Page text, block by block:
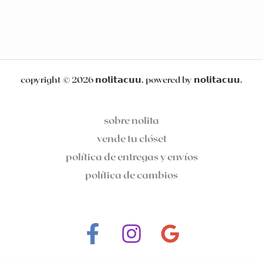
copyright © 2026 𝗻𝗼𝗹𝗶𝘁𝗮𝗰𝘂𝘂. powered by 𝗻𝗼𝗹𝗶𝘁𝗮𝗰𝘂𝘂.
sobre nolita
vende tu clóset
política de entregas y envíos
política de cambios